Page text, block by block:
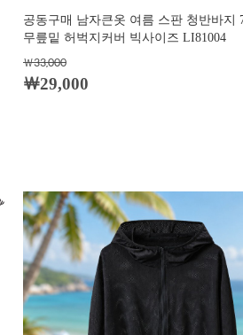
공동구매 남자큰옷 여름 스판 청반바지
무릎밑 허벅지커버 빅사이즈 LI81004
￦33,000
￦29,000